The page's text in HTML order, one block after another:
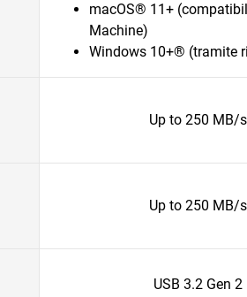
macOS® 11+
Machine)
Windows 10+® (tramite
Up to 250 MB/s
Up to 250 MB/s
USB 3.2 Gen 2